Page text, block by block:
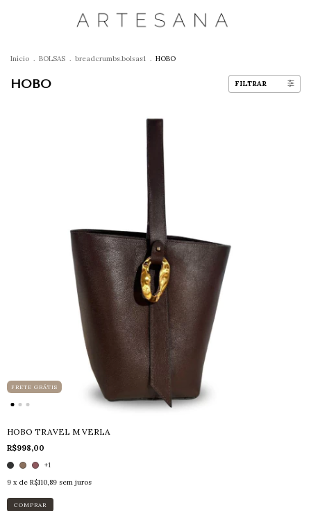
Início . BOLSAS . breadcrumbs.bolsas1 . HOBO
HOBO FILTRAR
FRETE GRÁTIS
HOBO TRAVEL M VERLA
R$998,00
+1
9 x de R$110,89 sem juros
COMPRAR